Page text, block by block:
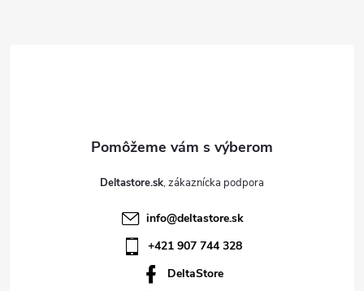
Deltastore.sk
info@deltastore.sk
+421 907 744 328
DeltaStore